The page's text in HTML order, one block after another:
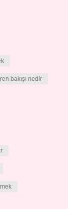
bakışı nedir